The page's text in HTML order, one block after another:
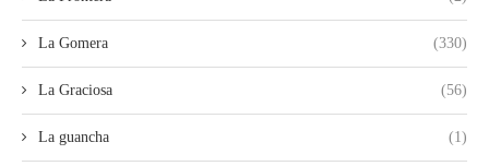
La Gomera (330)
La Graciosa (56)
La guancha (1)